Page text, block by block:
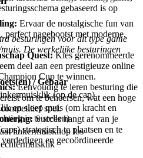
Ervaar de nostalgische fun van
perfect nagebootst met moderne,
Quest:Kies gerenommeerde
deel aan een prestigieuze online
Cup te winnen.
Eenvoudig te leren besturing die
om te beheersen, wat een hoge
spel.
Succes hangt af van je
strategisch te plaatsen en te
en gecoördineerde
gebaseerd is op
besturingen voor dit type game
De werkelijke besturingen
/ Gebaar
(op de cap)
en sleep muis (om kracht en
in te stellen)
linkermuisknop los